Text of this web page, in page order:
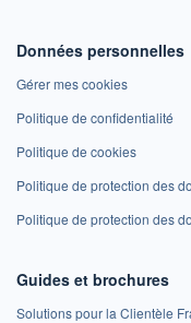
Données personnelles
Gérer mes cookies
Politique de confidentialité
Politique de cookies
Politique de protection des
Politique de protection des
Guides et brochures
Solutions pour la Clientèle